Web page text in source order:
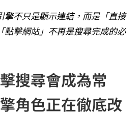
擎不只是顯示連結，而是「直接
點擊網站」不再是搜尋完成的必
搜尋會成為常
角色正在徹底改